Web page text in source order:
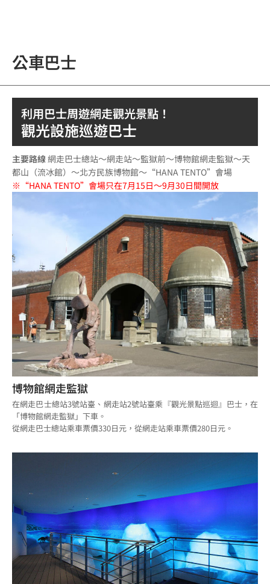
公車巴士
利用巴士周遊網走觀光景點！
觀光設施巡遊巴士
主要路線網走巴士總站～網走站～監獄前～博物館網走監獄～天
都山（流冰館）～北方民族博物館～“HANA TENTO”會場
※“HANA TENTO”會場只在7月15日～9月30日間開放
博物館網走監獄
在網走巴士總站3號站臺、網走站2號站臺乘『觀光景點巡迴』巴士，在
「博物館網走監獄」下車。
從網走巴士總站乘車票價330日元，從網走站乘車票價280日元。